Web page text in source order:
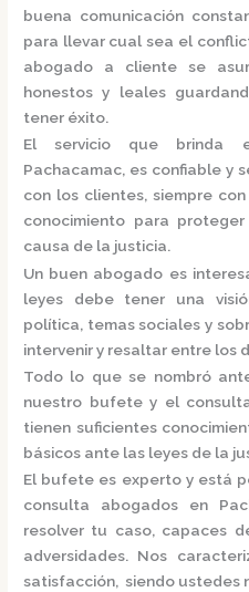
buena comunicación
para llevar cual sea el
abogado a cliente se
honestos y leales
tener éxito.
El servicio que brinda
Pachacamac, es confiable y
con los clientes, siempre
conocimiento para
causa de la justicia.
Un buen abogado es
leyes debe tener una
política, temas sociales y
intervenir y resaltar entre los
Todo lo que se nombró
nuestro bufete y el
tienen suficientes
básicos ante las leyes de la
El bufete es experto y está
consulta
abogadosen
resolver tu caso, capaces
adversidades. Nos
satisfacción, siendo ustedes